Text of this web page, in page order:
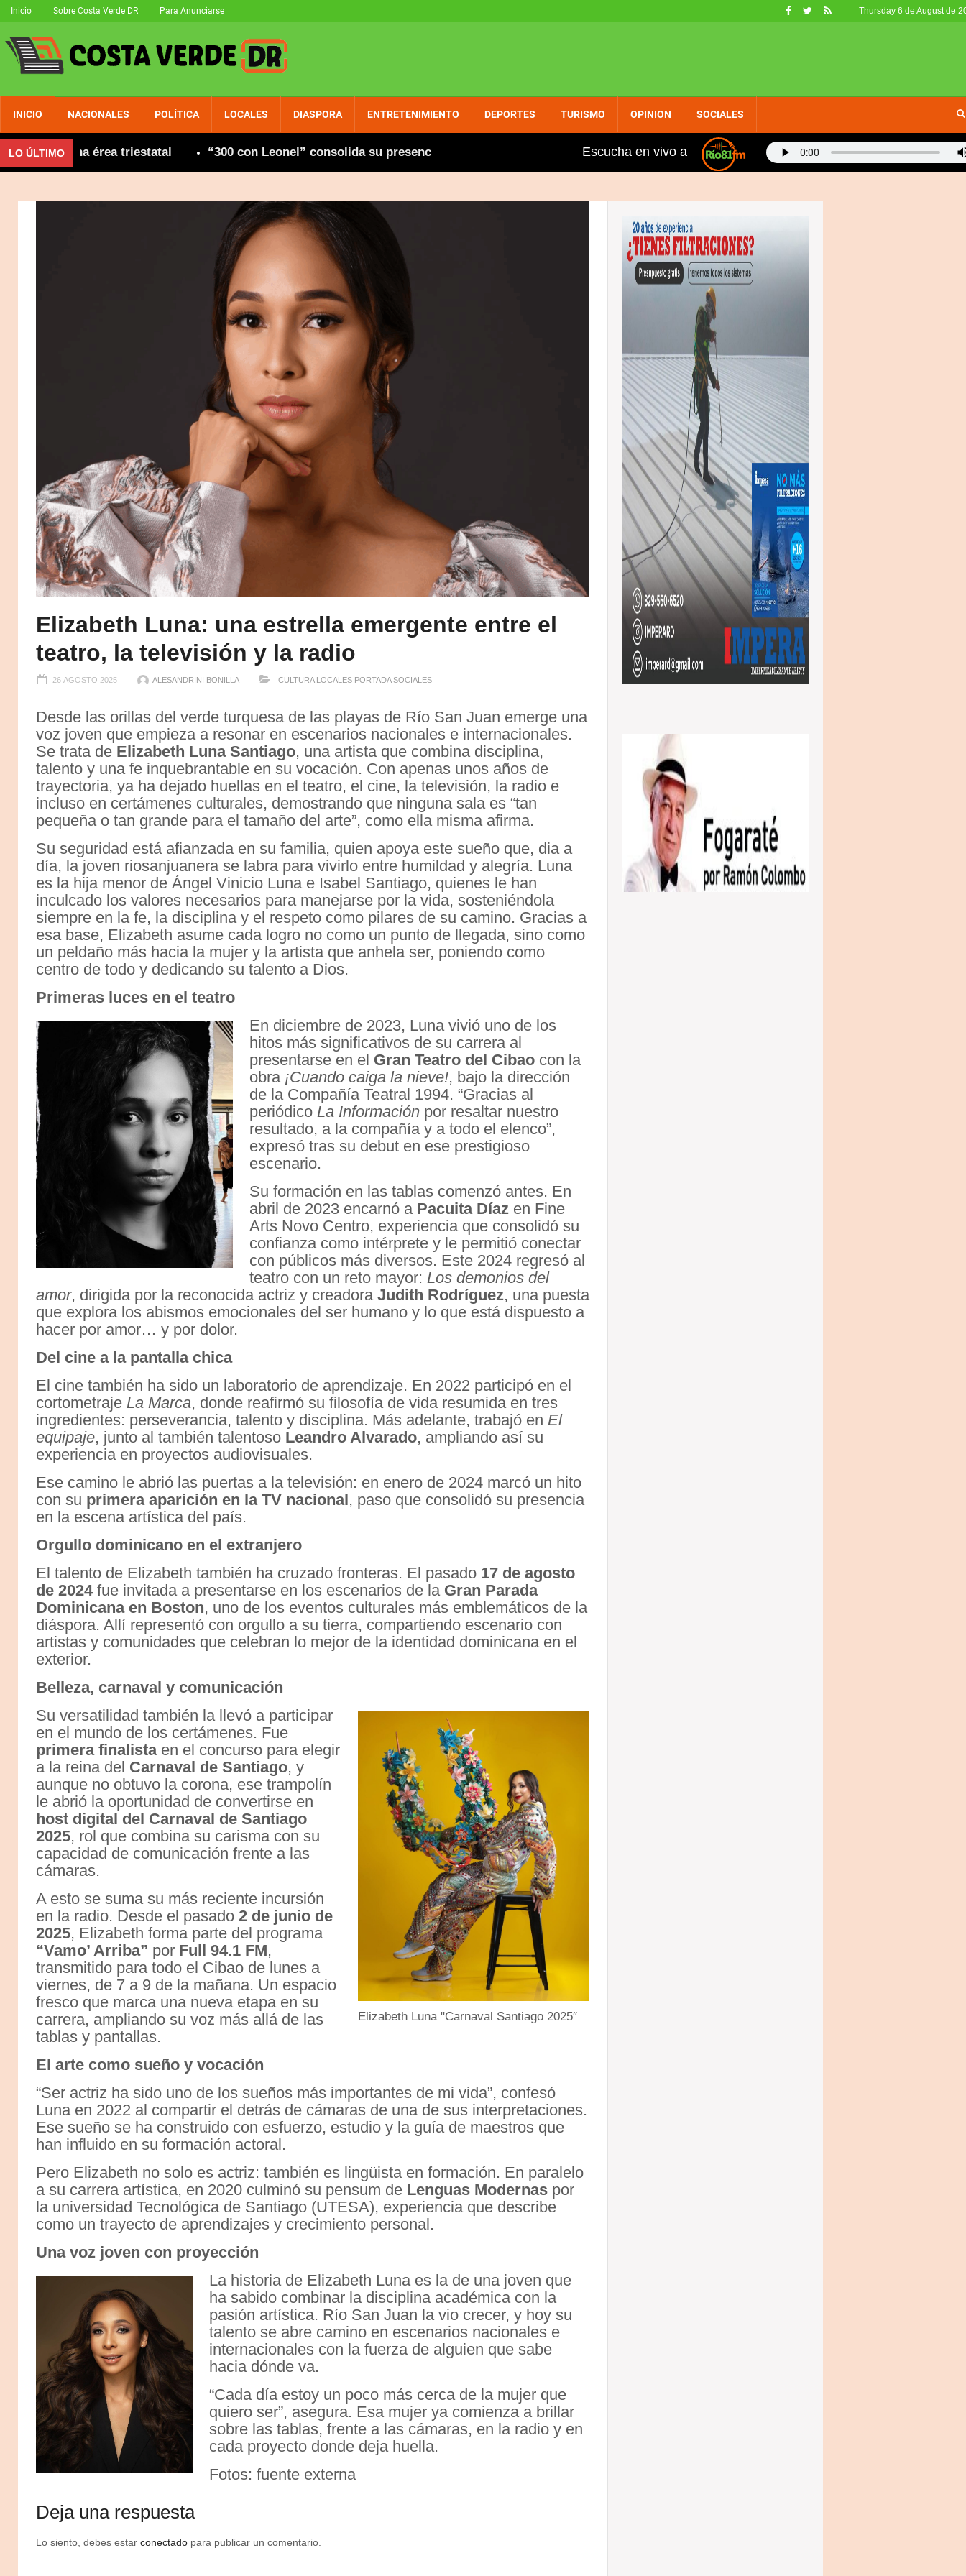
Thursday 6 de August de
Inicio Sobre Costa Verde DR Para Anunciarse
INICIO NACIONALES POLÍTICA LOCALES DIASPORA ENTRETENIMIENTO DEPORTES TURISMO OPINION SOCIALES
LO ÚLTIMOérea triestatal “300 con Leonel” consolida su presencia entre dominicanos circunscripción 1-USA Agradecen al Gobierno por escuchar a las
Escucha en vivo a
Elizabeth Luna: una estrella emergente entre el
teatro, la televisión y la radio
26 AGOSTO 2025 ALESANDRINI BONILLA CULTURA LOCALES PORTADA SOCIALES
Desde las orillas del verde turquesa de las playas de Río San Juan emerge una
voz joven que empieza a resonar en escenarios nacionales e internacionales.
Se trata de Elizabeth Luna Santiago, una artista que combina disciplina,
talento y una fe inquebrantable en su vocación. Con apenas unos años de
trayectoria, ya ha dejado huellas en el teatro, el cine, la televisión, la radio e
incluso en certámenes culturales, demostrando que ninguna sala es “tan
pequeña o tan grande para el tamaño del arte”, como ella misma afirma.
Su seguridad está afianzada en su familia, quien apoya este sueño que, dia a
día, la joven riosanjuanera se labra para vivirlo entre humildad y alegría. Luna
es la hija menor de Ángel Vinicio Luna e Isabel Santiago, quienes le han
inculcado los valores necesarios para manejarse por la vida, sosteniéndola
siempre en la fe, la disciplina y el respeto como pilares de su camino. Gracias a
esa base, Elizabeth asume cada logro no como un punto de llegada, sino como
un peldaño más hacia la mujer y la artista que anhela ser, poniendo como
centro de todo y dedicando su talento a Dios.
Primeras luces en el teatro
En diciembre de 2023, Luna vivió uno de los
hitos más significativos de su carrera al
presentarse en el Gran Teatro del Cibao con la
obra ¡Cuando caiga la nieve!, bajo la dirección
de la Compañía Teatral 1994. “Gracias al
periódico La Información por resaltar nuestro
resultado, a la compañía y a todo el elenco”,
expresó tras su debut en ese prestigioso
escenario.
Su formación en las tablas comenzó antes. En
abril de 2023 encarnó a Pacuita Díaz en Fine
Arts Novo Centro, experiencia que consolidó su
confianza como intérprete y le permitió conectar
con públicos más diversos. Este 2024 regresó al
teatro con un reto mayor: Los demonios del
amor, dirigida por la reconocida actriz y creadora Judith Rodríguez, una puesta
que explora los abismos emocionales del ser humano y lo que está dispuesto a
hacer por amor… y por dolor.
Del cine a la pantalla chica
El cine también ha sido un laboratorio de aprendizaje. En 2022 participó en el
cortometraje La Marca, donde reafirmó su filosofía de vida resumida en tres
ingredientes: perseverancia, talento y disciplina. Más adelante, trabajó en El
equipaje, junto al también talentoso Leandro Alvarado, ampliando así su
experiencia en proyectos audiovisuales.
Ese camino le abrió las puertas a la televisión: en enero de 2024 marcó un hito
con su primera aparición en la TV nacional, paso que consolidó su presencia
en la escena artística del país.
Orgullo dominicano en el extranjero
El talento de Elizabeth también ha cruzado fronteras. El pasado 17 de agosto
de 2024 fue invitada a presentarse en los escenarios de la Gran Parada
Dominicana en Boston, uno de los eventos culturales más emblemáticos de la
diáspora. Allí representó con orgullo a su tierra, compartiendo escenario con
artistas y comunidades que celebran lo mejor de la identidad dominicana en el
exterior.
Belleza, carnaval y comunicación
Elizabeth Luna "Carnaval Santiago 2025″
Su versatilidad también la llevó a participar
en el mundo de los certámenes. Fue
primera finalistaen el concurso para elegir
a la reina del Carnaval de Santiago, y
aunque no obtuvo la corona, ese trampolín
le abrió la oportunidad de convertirse en
host digital del Carnaval de Santiago
2025, rol que combina su carisma con su
capacidad de comunicación frente a las
cámaras.
A esto se suma su más reciente incursión
en la radio. Desde el pasado 2 de junio de
2025, Elizabeth forma parte del programa
“Vamo’ Arriba” por Full 94.1 FM,
transmitido para todo el Cibao de lunes a
viernes, de 7 a 9 de la mañana. Un espacio
fresco que marca una nueva etapa en su
carrera, ampliando su voz más allá de las
tablas y pantallas.
El arte como sueño y vocación
“Ser actriz ha sido uno de los sueños más importantes de mi vida”, confesó
Luna en 2022 al compartir el detrás de cámaras de una de sus interpretaciones.
Ese sueño se ha construido con esfuerzo, estudio y la guía de maestros que
han influido en su formación actoral.
Pero Elizabeth no solo es actriz: también es lingüista en formación. En paralelo
a su carrera artística, en 2020 culminó su pensum de Lenguas Modernas por
la universidad Tecnológica de Santiago (UTESA), experiencia que describe
como un trayecto de aprendizajes y crecimiento personal.
Una voz joven con proyección
La historia de Elizabeth Luna es la de una joven que
ha sabido combinar la disciplina académica con la
pasión artística. Río San Juan la vio crecer, y hoy su
talento se abre camino en escenarios nacionales e
internacionales con la fuerza de alguien que sabe
hacia dónde va.
“Cada día estoy un poco más cerca de la mujer que
quiero ser”, asegura. Esa mujer ya comienza a brillar
sobre las tablas, frente a las cámaras, en la radio y en
cada proyecto donde deja huella.
Fotos: fuente externa
Deja una respuesta
Lo siento, debes estar conectado para publicar un comentario.